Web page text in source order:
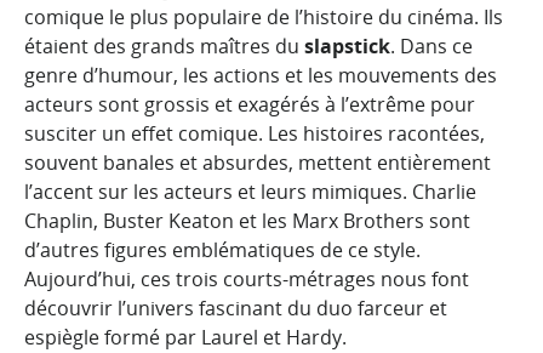
comique le plus populaire de l’histoire du cinéma. Ils
étaient des grands maîtres du slapstick. Dans ce
genre d’humour, les actions et les mouvements des
acteurs sont grossis et exagérés à l’extrême pour
susciter un effet comique. Les histoires racontées,
souvent banales et absurdes, mettent entièrement
l’accent sur les acteurs et leurs mimiques. Charlie
Chaplin, Buster Keaton et les Marx Brothers sont
d’autres figures emblématiques de ce style.
Aujourd’hui, ces trois courts-métrages nous font
découvrir l’univers fascinant du duo farceur et
espiègle formé par Laurel et Hardy.